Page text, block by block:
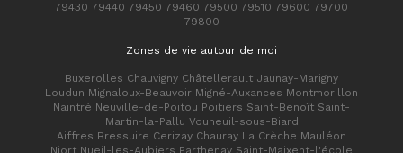
79430 79440 79450 79460 79500 79510 79600 79700
79800
Zones de vie autour de moi
Buxerolles Chauvigny Châtellerault Jaunay-Marigny
Loudun Mignaloux-Beauvoir Migné-Auxances Montmorillon
Naintré Neuville-de-Poitou Poitiers Saint-Benoît Saint-
Martin-la-Pallu Vouneuil-sous-Biard
Aiffres Bressuire Cerizay Chauray La Crèche Mauléon
Niort Nueil-les-Aubiers Parthenay Saint-Maixent-l'école